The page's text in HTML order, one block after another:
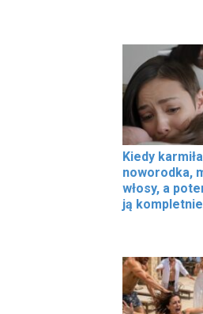
Kiedy
noworodka,
włosy, a
ją